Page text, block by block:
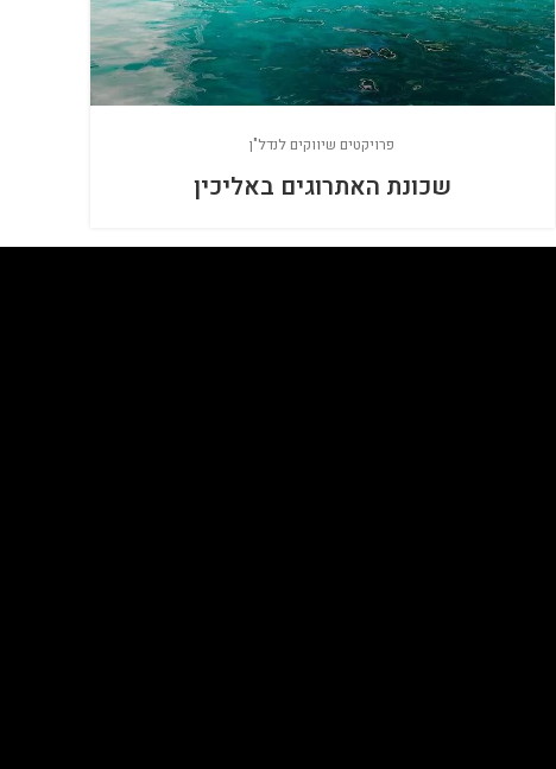
פרויקטים שיווקים לנדל"ן
שכונת האתרוגים באליכין